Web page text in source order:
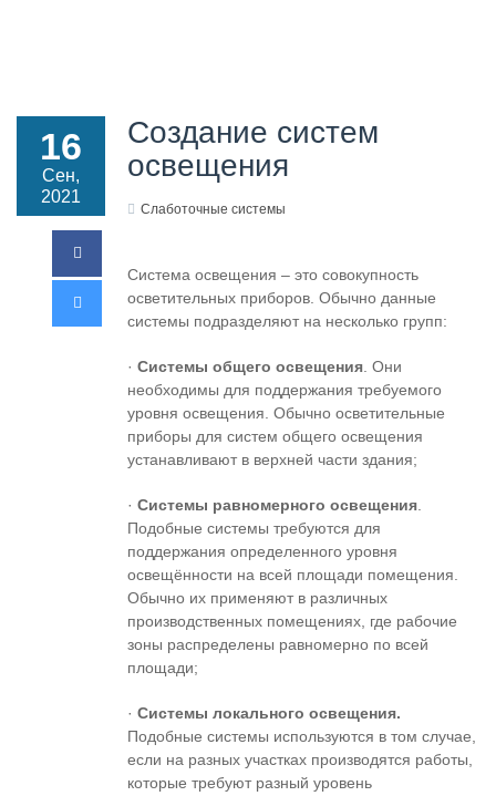
16
Сен,
2021
Создание систем
освещения
Слаботочные системы
Система освещения – это совокупность
осветительных приборов. Обычно данные
системы подразделяют на несколько групп:
· Системы общего освещения . Они
необходимы для поддержания требуемого
уровня освещения. Обычно осветительные
приборы для систем общего освещения
устанавливают в верхней части здания;
· Системы равномерного освещения
Подобные системы требуются для
поддержания определенного уровня
освещённости на всей площади помещения.
Обычно их применяют в различных
производственных помещениях, где рабочие
зоны распределены равномерно по всей
площади;
· Системы локального освещения.
Подобные системы используются в том случае,
если на разных участках производятся работы,
которые требуют разный уровень